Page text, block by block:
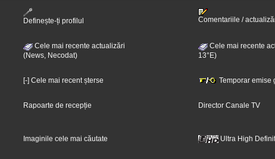
Definește-ți profilul
Comentariile /
Cele mai recente actualizări
(News, Necodat)
Cele mai recente
13°E)
[-] Cele mai recent șterse Temporar emise
Rapoarte de recepție Director Canale TV
Imaginile cele mai căutate Ultra High